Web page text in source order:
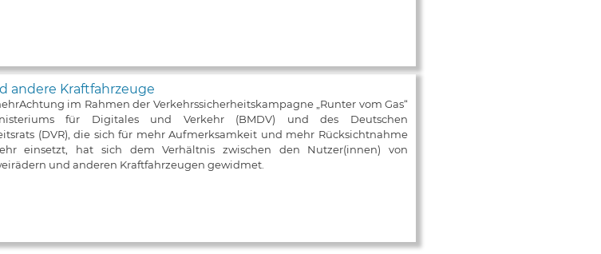
andere Kraftfahrzeuge
im Rahmen der Verkehrssicherheitskampagne „Runter vom Gas“
für Digitales und Verkehr (BMDV) und des Deutschen
(DVR), die sich für mehr Aufmerksamkeit und mehr Rücksichtnahme
einsetzt, hat sich dem Verhältnis zwischen den Nutzer(innen) von
und anderen Kraftfahrzeugen gewidmet.